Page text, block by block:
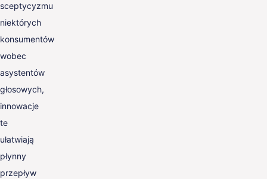
sceptycyzmu
niektórych
konsumentów
wobec
asystentów
głosowych,
innowacje
te
ułatwiają
płynny
przepływ